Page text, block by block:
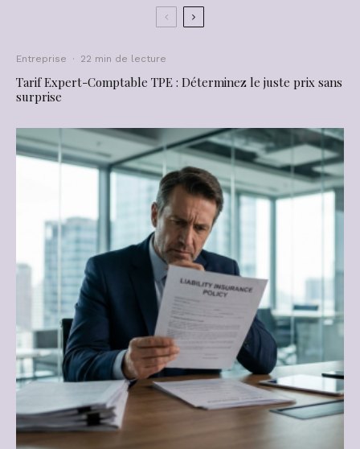
Entreprise · 22 min de lecture
Tarif Expert-Comptable TPE : Déterminez le juste prix sans
surprise